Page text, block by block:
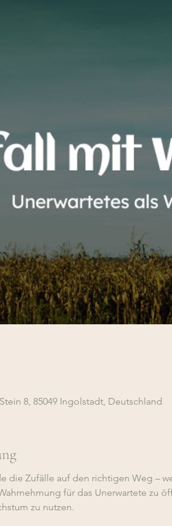
8, 85049 Ingolstadt, Deutschland
die Zufälle auf den richtigen Weg –
für das Unerwartete zu
zu nutzen.